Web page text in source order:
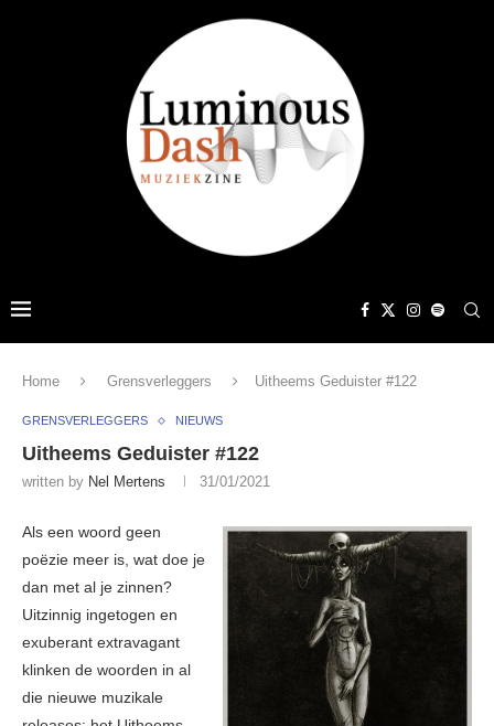
Home Grensverleggers Uitheems Geduister #122
GRENSVERLEGGERS NIEUWS
Uitheems Geduister #122
written by Nel Mertens 31/01/2021
Als een woord geen
poëzie meer is, wat doe je
dan met al je zinnen?
Uitzinnig ingetogen en
exuberant extravagant
klinken de woorden in al
die nieuwe muzikale